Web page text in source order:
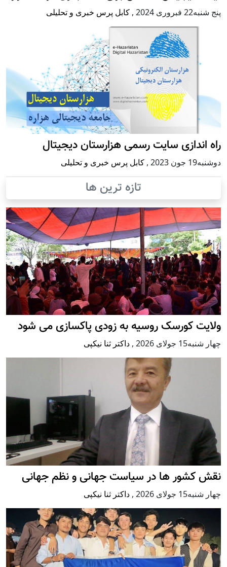
پنج شنبه22 فبروری 2024 , کابل پرس خبری و تحلیلی
راه اندازی سایت رسمی هزارستان دیجیتال
دوشنبه19 جون 2023 , کابل پرس خبری و تحلیلی
تازه ترین ها
ولایت کورسک روسیه به زودی پاکسازی می شود
چهار شنبه15 جولای 2026 , داکتر ثنا نیکپی
نقش کشور ها در سیاست جهانی و نظم جهانی
چهار شنبه15 جولای 2026 , داکتر ثنا نیکپی